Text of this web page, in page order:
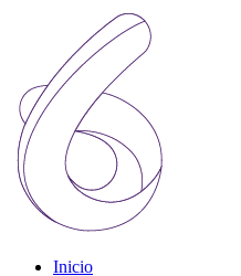
Inicio